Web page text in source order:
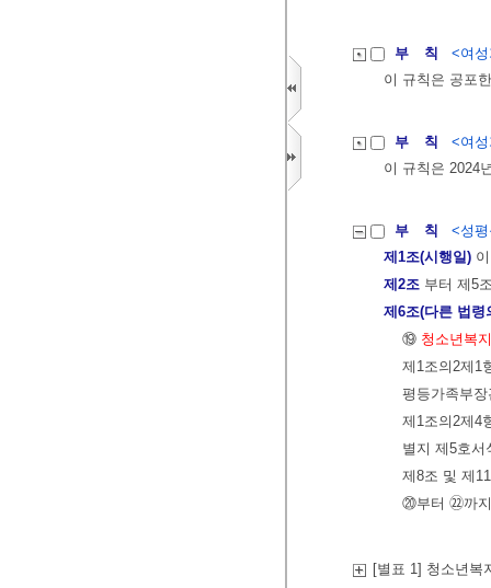
부 칙
<여
이 규칙은 공포
부 칙
<여
이 규칙은 2024
부 칙
<성
제1조(시행일)
제2조 부터 제5
제6조(다른 법령
⑲ 청소년복
제1조의2제1
평등가족부장
제1조의2제4
별지 제5호서
제8조 및 제
⑳부터 ㉒까
[별표 1] 청소년복